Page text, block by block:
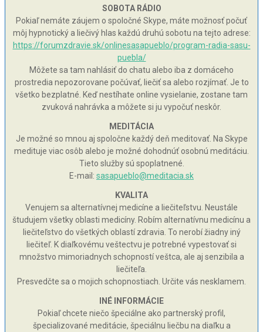
SOBOTA RÁDIO
Pokiaľ nemáte záujem o spoločné Skype, máte možnosť počuť
môj hypnotický a liečivý hlas každú druhú sobotu na tejto adrese:
https://forumzdravie.sk/onlinesasapueblo/program-radia-sasu-
puebla/
Môžete sa tam nahlásiť do chatu alebo iba z domáceho
prostredia nepozorovane počúvať, liečiť sa alebo rozjímať. Je to
všetko bezplatné. Keď nestíhate online vysielanie, zostane tam
zvuková nahrávka a môžete si ju vypočuť neskôr.
MEDITÁCIA
Je možné so mnou aj spoločne každý deň meditovať. Na Skype
medituje viac osôb alebo je možné dohodnúť osobnú meditáciu.
Tieto služby sú spoplatnené.
E-mail: sasapueblo@meditacia.sk
KVALITA
Venujem sa alternatívnej medicíne a liečiteľstvu. Neustále
študujem všetky oblasti medicíny. Robím alternatívnu medicínu a
liečiteľstvo do všetkých oblastí zdravia. To nerobí žiadny iný
liečiteľ. K diaľkovému veštectvu je potrebné vypestovať si
množstvo mimoriadnych schopností veštca, ale aj senzibila a
liečiteľa.
Presvedčte sa o mojich schopnostiach. Určite vás nesklamem.
INÉ INFORMÁCIE
Pokiaľ chcete niečo špeciálne ako partnerský profil,
špecializované meditácie, špeciálnu liečbu na diaľku a